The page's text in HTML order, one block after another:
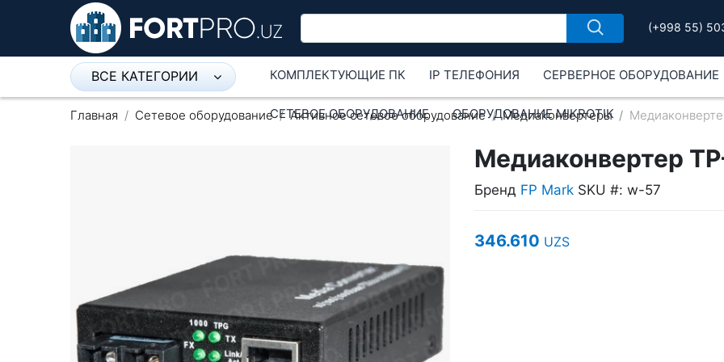
(+998 55)
ВСЕ КАТЕГОРИИ
Микрофон
Модемы ADSL, Wan/Lan
Роутеры, Wi-Fi
IP Телефония
КОМПЛЕКТУЮЩИЕ ПК IP ТЕЛЕФОНИЯ СЕРВЕРНОЕ ОБОРУДОВАНИЕ
СЕТЕВОЕ ОБОРУДОВАНИЕ ОБОРУДОВАНИЕ MIKROTIK
Главная Сетевое оборудование Активное сетевое оборудование Медиаконвертеры
Медиаконвертер
Бренд FP Mark SKU #: w-57
346.610 UZS